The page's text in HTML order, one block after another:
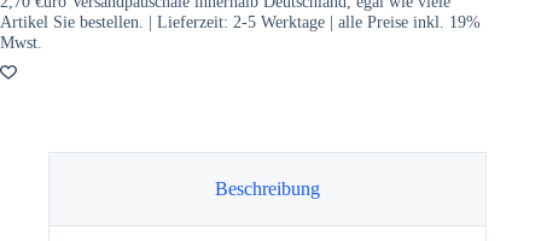
Artikel Sie bestellen. | Lieferzeit: 2-5 Werktage | alle Preise inkl. 19%
Mwst.
Beschreibung